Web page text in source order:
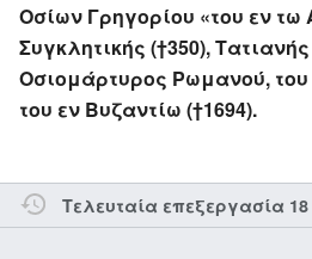
Οσίων Γρηγορίου «του εν τω
Συγκλητικής (†350),
Οσιομάρτυρος Ρωμανού,
του εν Βυζαντίω (†1694).
Τελευταία επεξεργασία